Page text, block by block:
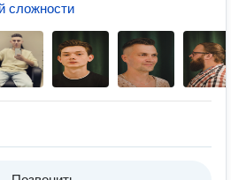
сложности